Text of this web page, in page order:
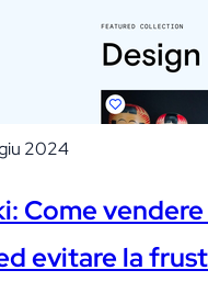
giu 2024
Come
evitare la